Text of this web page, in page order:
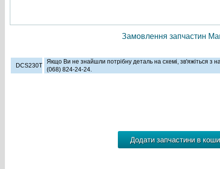
Замовлення запчастин
DCS230T
Якщо Ви не знайшли потрібну деталь на схемі, зв'яжіться з
(068) 824-24-24.